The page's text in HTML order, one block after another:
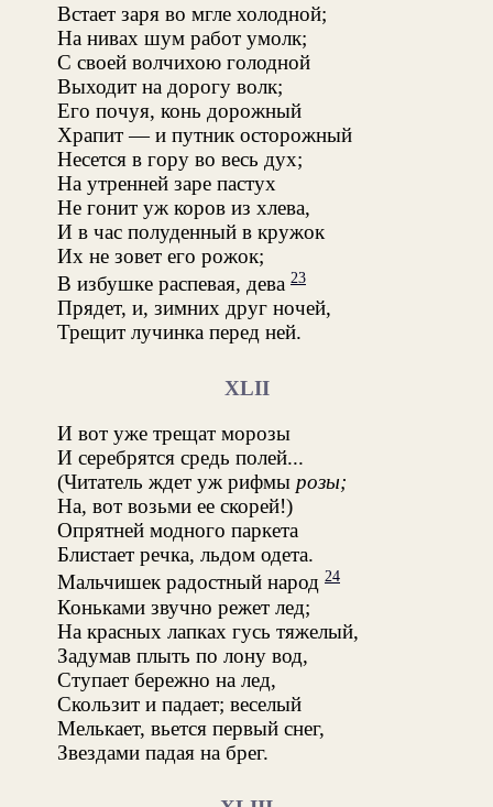
Встает заря во мгле холодной;
На нивах шум работ умолк;
С своей волчихою голодной
Выходит на дорогу волк;
Его почуя, конь дорожный
Храпит — и путник осторожный
Несется в гору во весь дух;
На утренней заре пастух
Не гонит уж коров из хлева,
И в час полуденный в кружок
Их не зовет его рожок;
В избушке распевая, дева 23
Прядет, и, зимних друг ночей,
Трещит лучинка перед ней.
XLII
И вот уже трещат морозы
И серебрятся средь полей...
(Читатель ждет уж рифмы розы;
На, вот возьми ее скорей!)
Опрятней модного паркета
Блистает речка, льдом одета.
Мальчишек радостный народ 24
Коньками звучно режет лед;
На красных лапках гусь тяжелый,
Задумав плыть по лону вод,
Ступает бережно на лед,
Скользит и падает; веселый
Мелькает, вьется первый снег,
Звездами падая на брег.